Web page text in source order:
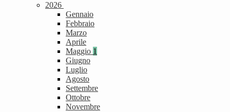
2026
Gennaio
Febbraio
Marzo
Aprile
Maggio 1
Giugno
Luglio
Agosto
Settembre
Ottobre
Novembre